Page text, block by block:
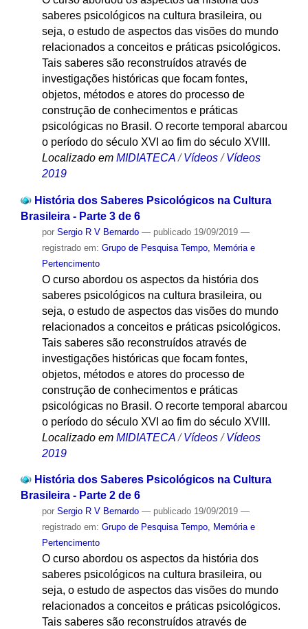
saberes psicológicos na cultura brasileira, ou
seja, o estudo de aspectos das visões do mundo
relacionados a conceitos e práticas psicológicos.
Tais saberes são reconstruídos através de
investigações históricas que focam fontes,
objetos, métodos e atores do processo de
construção de conhecimentos e práticas
psicológicas no Brasil. O recorte temporal abarcou
o período do século XVI ao fim do século XVIII.
Localizado em MIDIATECA /Vídeos /Vídeos
2019
História dos Saberes Psicológicos na Cultura
Brasileira - Parte 3 de 6
por Sergio R V Bernardo — publicado19/09/2019 —
registrado em: Grupo de Pesquisa Tempo, Memória e
Pertencimento
O curso abordou os aspectos da história dos
saberes psicológicos na cultura brasileira, ou
seja, o estudo de aspectos das visões do mundo
relacionados a conceitos e práticas psicológicos.
Tais saberes são reconstruídos através de
investigações históricas que focam fontes,
objetos, métodos e atores do processo de
construção de conhecimentos e práticas
psicológicas no Brasil. O recorte temporal abarcou
o período do século XVI ao fim do século XVIII.
Localizado em MIDIATECA /Vídeos /Vídeos
2019
História dos Saberes Psicológicos na Cultura
Brasileira - Parte 2 de 6
por Sergio R V Bernardo — publicado19/09/2019 —
registrado em: Grupo de Pesquisa Tempo, Memória e
Pertencimento
O curso abordou os aspectos da história dos
saberes psicológicos na cultura brasileira, ou
seja, o estudo de aspectos das visões do mundo
relacionados a conceitos e práticas psicológicos.
Tais saberes são reconstruídos através de